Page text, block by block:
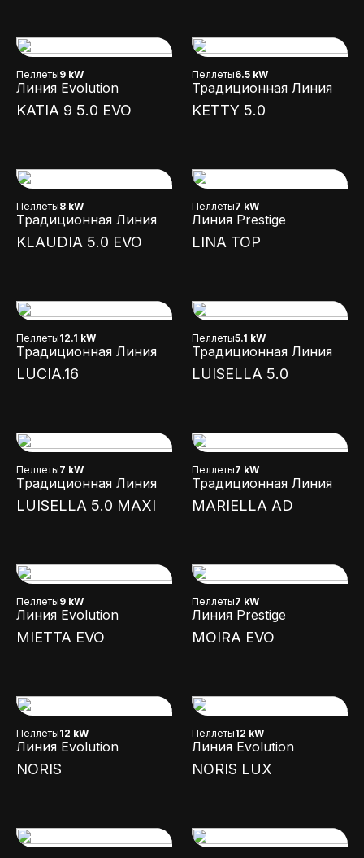
Пеллеты9 kW
Линия Evolution
KATIA 9 5.0 EVO
Пеллеты6.5 kW
Традиционная Линия
KETTY 5.0
Пеллеты8 kW
Традиционная Линия
KLAUDIA 5.0 EVO
Пеллеты7 kW
Линия Prestige
LINA TOP
Пеллеты12.1 kW
Традиционная Линия
LUCIA.16
Пеллеты5.1 kW
Традиционная Линия
LUISELLA 5.0
Пеллеты7 kW
Традиционная Линия
LUISELLA 5.0 MAXI
Пеллеты7 kW
Традиционная Линия
MARIELLA AD
Пеллеты9 kW
Линия Evolution
MIETTA EVO
Пеллеты7 kW
Линия Prestige
MOIRA EVO
Пеллеты12 kW
Линия Evolution
NORIS
Пеллеты12 kW
Линия Evolution
NORIS LUX